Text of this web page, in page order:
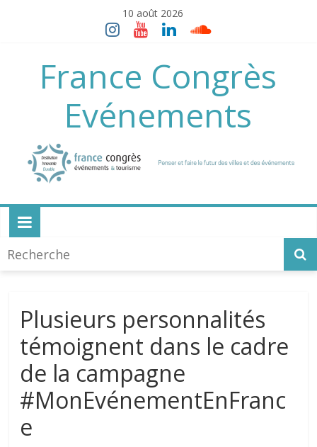
10 août 2026
France Congrès
Evénements
Plusieurs personnalités
témoignent dans le cadre
de la campagne
#MonEvénementEnFranc
e